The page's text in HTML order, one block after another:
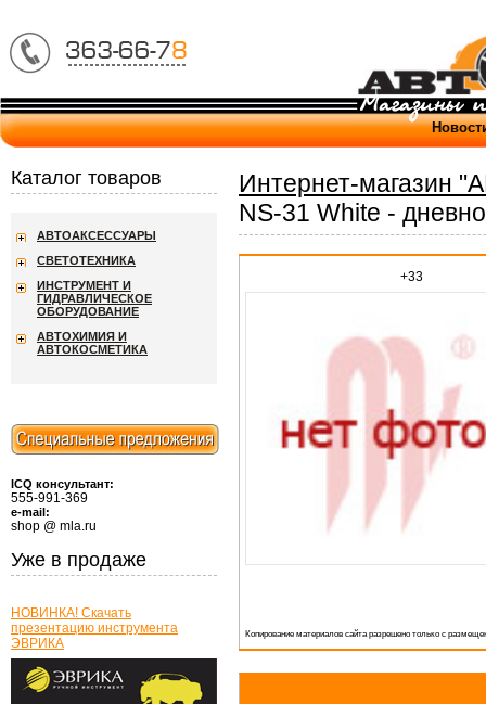
Интернет-магазин
NS-31 White -
+33
Копирование материалов сайта разрешено только с
Каталог товаров
АВТОАКСЕССУАРЫ
СВЕТОТЕХНИКА
ИНСТРУМЕНТ И
ГИДРАВЛИЧЕСКОЕ
ОБОРУДОВАНИЕ
АВТОХИМИЯ И
АВТОКОСМЕТИКА
ICQ консультант:
555-991-369
e-mail:
shop @ mla.ru
Уже в продаже
НОВИНКА! Скачать
презентацию инструмента
ЭВРИКА